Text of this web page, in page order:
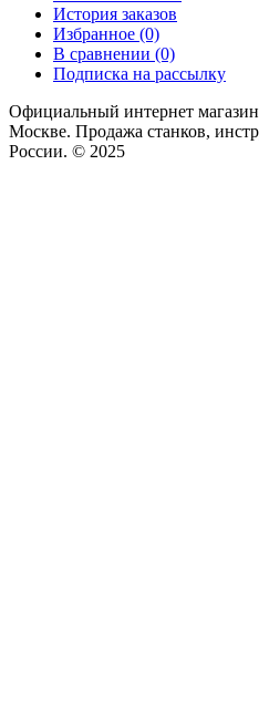
История заказов
Избранное (0)
В сравнении (0)
Подписка на рассылку
Официальный интернет
Москве. Продажа станков,
России. © 2025